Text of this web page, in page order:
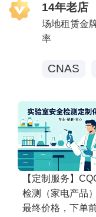
14年老店
场地租赁金
率
CNAS
【定制服务】
检测（家电产品
最终价格，下单